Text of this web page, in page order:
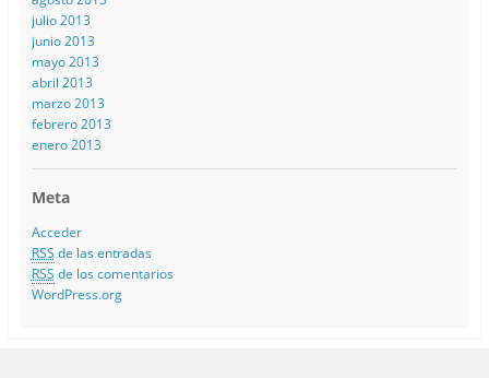
julio 2013
junio 2013
mayo 2013
abril 2013
marzo 2013
febrero 2013
enero 2013
Meta
Acceder
RSS de las entradas
RSS de los comentarios
WordPress.org